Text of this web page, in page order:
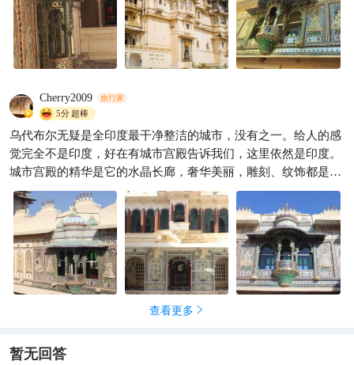
Cherry2009 旅行家
5分超棒
乌代布尔无疑是全印度最干净整洁的城市，没有之一。给人的感
觉完全不是印度，好在有城市宫殿告诉我们，这里依然是印度。
城市宫殿的精华是它的水晶长廊，奢华美丽，雕刻、纹饰都是美
轮美奂。
查看更多 
暂无回答